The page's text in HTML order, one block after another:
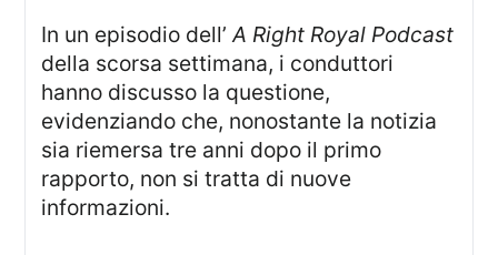
In un episodio dell’A Right Royal Podcast
della scorsa settimana, i conduttori
hanno discusso la questione,
evidenziando che, nonostante la notizia
sia riemersa tre anni dopo il primo
rapporto, non si tratta di nuove
informazioni.